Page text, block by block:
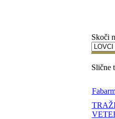
Skoči
Slične